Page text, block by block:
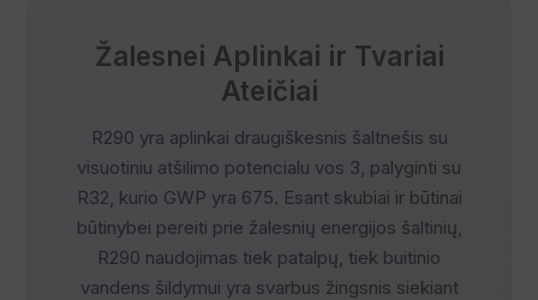
Žalesnei Aplinkai ir Tvariai
Ateičiai
R290 yra aplinkai draugiškesnis šaltnešis su
visuotiniu atšilimo potencialu vos 3, palyginti su
R32, kurio GWP yra 675. Esant skubiai ir būtinai
būtinybei pereiti prie žalesnių energijos šaltinių,
R290 naudojimas tiek patalpų, tiek buitinio
vandens šildymui yra svarbus žingsnis siekiant